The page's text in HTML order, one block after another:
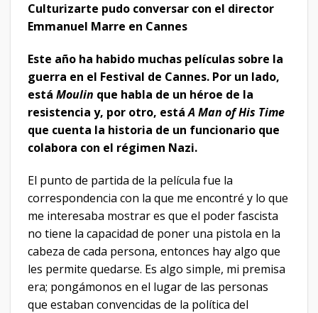
Culturizarte pudo conversar con el director
Emmanuel Marre en Cannes
Este año ha habido muchas películas sobre la
guerra en el Festival de Cannes. Por un lado,
está Moulin que habla de un héroe de la
resistencia y, por otro, estáA Man of His Time
que cuenta la historia de un funcionario que
colabora con el régimen Nazi.
El punto de partida de la película fue la
correspondencia con la que me encontré y lo que
me interesaba mostrar es que el poder fascista
no tiene la capacidad de poner una pistola en la
cabeza de cada persona, entonces hay algo que
les permite quedarse. Es algo simple, mi premisa
era; pongámonos en el lugar de las personas
que estaban convencidas de la política del